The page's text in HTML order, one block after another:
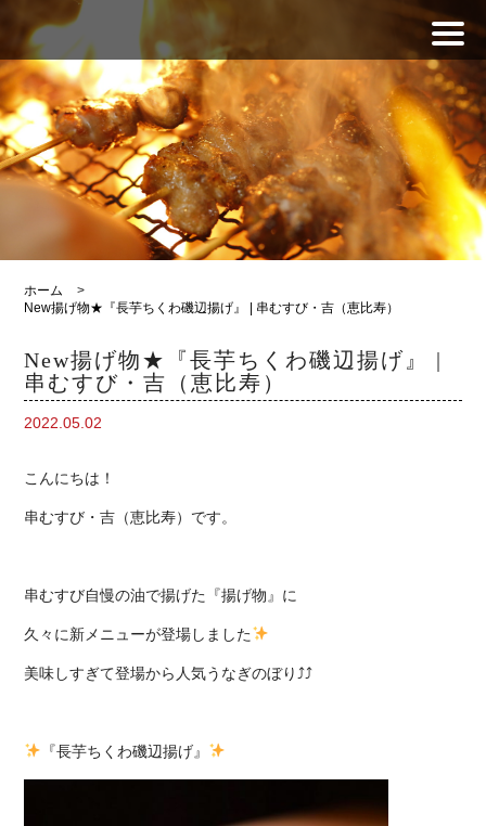
ホーム
>
New揚げ物★『長芋ちくわ磯辺揚げ』 | 串むすび・吉（恵比寿）
New揚げ物★『長芋ちくわ磯辺揚げ』 |
串むすび・吉（恵比寿）
2022.05.02
こんにちは！
串むすび・吉（恵比寿）です。
串むすび自慢の油で揚げた『揚げ物』に
久々に新メニューが登場しました
美味しすぎて登場から人気うなぎのぼり⤴⤴
『長芋ちくわ磯辺揚げ』